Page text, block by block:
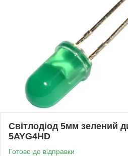
Світлодіод 5мм зелений
5AYG4HD
Готово до відправки